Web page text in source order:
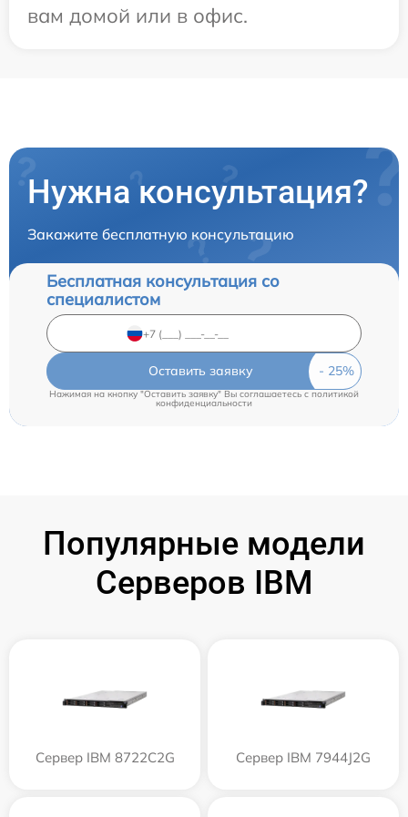
вам домой или в офис.
Нужна консультация?
Закажите бесплатную консультацию
Бесплатная консультация со
специалистом
Оставить заявку
Нажимая на кнопку "Оставить заявку" Вы соглашаетесь c политикой
конфиденциальности
Популярные модели
Серверов IBM
Сервер IBM 8722C2G Сервер IBM 7944J2G